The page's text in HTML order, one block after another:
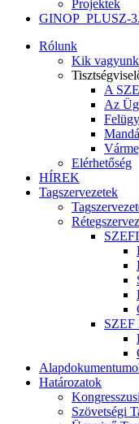
Projektek
GINOP_PLUSZ-
Rólunk
Kik
A
Az
Elérhetőség
HÍREK
Tagszervezetek
SZEF
Határozatok
Szövetségi